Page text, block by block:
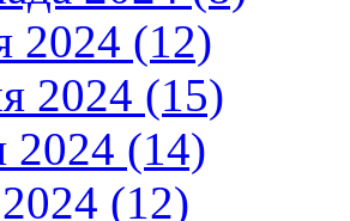
2024 (12)
2024 (15)
2024 (14)
(12)